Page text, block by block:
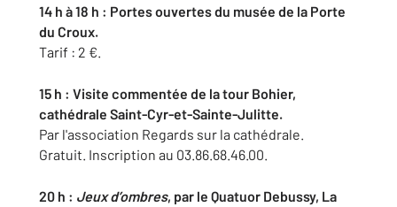
14 h à 18 h : Portes ouvertes du musée de la Porte
du Croux.
Tarif : 2 €.
15 h : Visite commentée de la tour Bohier,
cathédrale Saint-Cyr-et-Sainte-Julitte.
Par l'association Regards sur la cathédrale.
Gratuit. Inscription au 03.86.68.46.00.
20 h : Jeux d’ombres, par le Quatuor Debussy, La